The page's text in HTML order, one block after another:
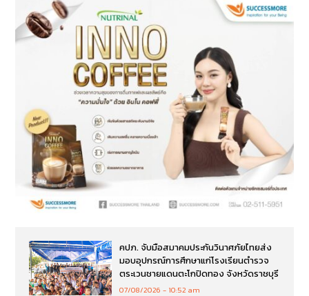
คปภ. จับมือสมาคมประกันวินาศภัยไทยส่ง
มอบอุปกรณ์การศึกษาแก่โรงเรียนตำรวจ
ตระเวนชายแดนตะโกปิดทอง จังหวัดราชบุรี
07/08/2026 10:52 am